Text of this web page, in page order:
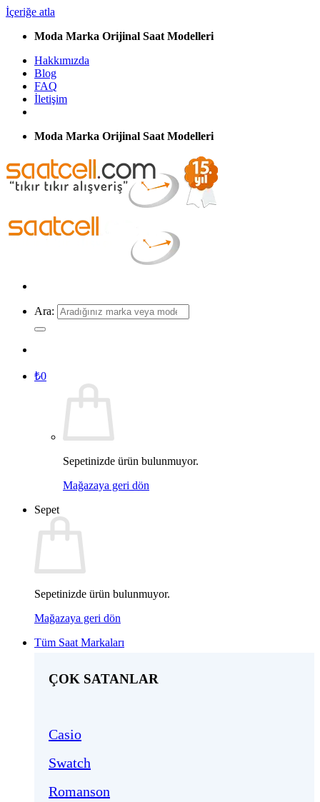
İçeriğe atla
Moda Marka Orijinal Saat Modelleri
Hakkımızda
Blog
FAQ
İletişim
Moda Marka Orijinal Saat Modelleri
Ara:
₺0
Sepetinizde ürün bulunmuyor.
Mağazaya geri dön
Sepet
Sepetinizde ürün bulunmuyor.
Mağazaya geri dön
Tüm Saat Markaları
ÇOK SATANLAR
Casio
Swatch
Romanson